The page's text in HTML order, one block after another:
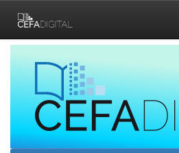
navigation